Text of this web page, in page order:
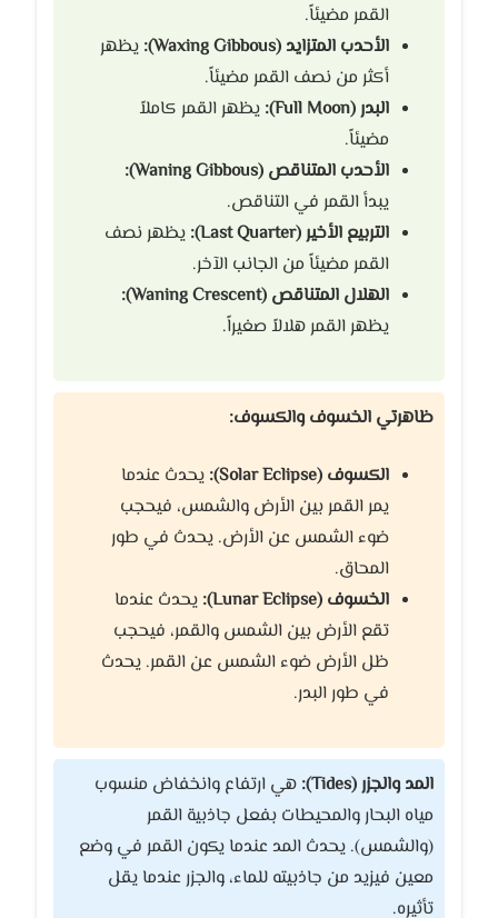
القمر مضيئاً.
الأحدب المتزايد (Waxing Gibbous):
يظهر
أكثر من نصف القمر مضيئاً.
البدر (Full Moon):
يظهر القمر كاملاً
مضيئاً.
الأحدب المتناقص (Waning Gibbous):
يبدأ القمر في التناقص.
التربيع الأخير (Last Quarter):
يظهر نصف
القمر مضيئاً من الجانب الآخر.
الهلال المتناقص (Waning Crescent):
يظهر القمر هلالاً صغيراً.
ظاهرتي الخسوف والكسوف:
الكسوف (Solar Eclipse):
يحدث عندما
يمر القمر بين الأرض والشمس، فيحجب
ضوء الشمس عن الأرض. يحدث في طور
المحاق.
الخسوف (Lunar Eclipse):
يحدث عندما
تقع الأرض بين الشمس والقمر، فيحجب
ظل الأرض ضوء الشمس عن القمر. يحدث
في طور البدر.
المد والجزر (Tides):
هي ارتفاع وانخفاض منسوب
مياه البحار والمحيطات بفعل جاذبية القمر
(والشمس). يحدث المد عندما يكون القمر في وضع
معين فيزيد من جاذبيته للماء، والجزر عندما يقل
تأثيره.